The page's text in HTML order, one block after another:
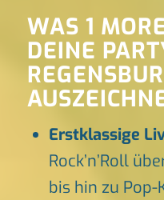
WAS 1
DEINE
Erstklassige
Rock’n’Roll
bis hin zu Pop-